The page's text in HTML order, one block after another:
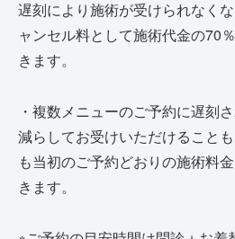
遅刻により施術が受けられなく
ャンセル料として施術代金の70
きます。
・複数メニューのご予約に遅刻
減らしてお受けいただけること
も当初のご予約どおりの施術料
きます。